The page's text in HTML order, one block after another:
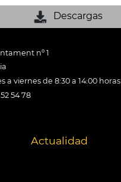
Descargas
nº 1
a viernes de 8:30 a 14:00 horas
54 78
Actualidad